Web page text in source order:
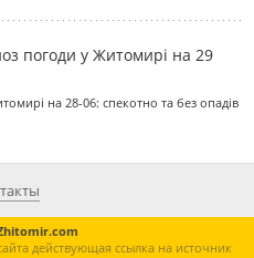
погоди у Житомирі на 29
на 28-06: спекотно та без опадів
действующая ссылка на источник